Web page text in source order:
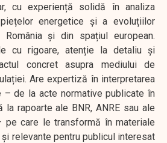
cu experiență solidă în analiza
energetice și a evoluțiilor
România și din spațiul european.
cu rigoare, atenție la detaliu și
concret asupra mediului de
Are expertiză în interpretarea
– de la acte normative publicate în
la rapoarte ale BNR, ANRE sau ale
care le transformă în materiale
relevante pentru publicul interesat